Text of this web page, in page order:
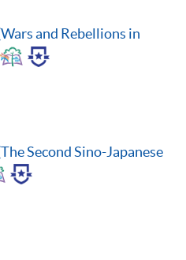
and Rebellions in
Toggle
panel
Second Sino-Japanese